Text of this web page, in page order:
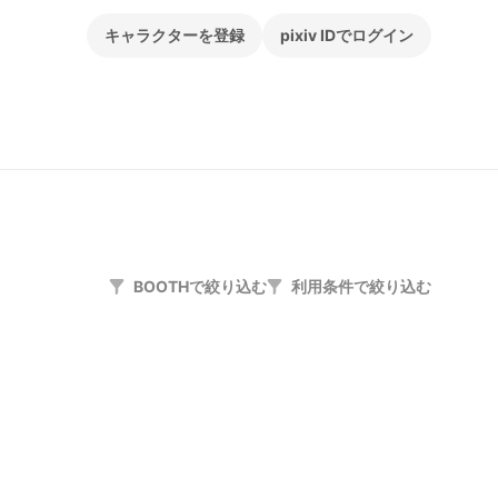
キャラクターを登録 pixiv IDでログイン
BOOTHで絞り込む 利用条件で絞り込む